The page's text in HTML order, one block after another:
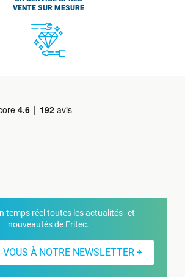
VENTE SUR MESURE
temps réel toutes les actualités et
nouveautés de Fritec.
VOUS À NOTRE NEWSLETTER